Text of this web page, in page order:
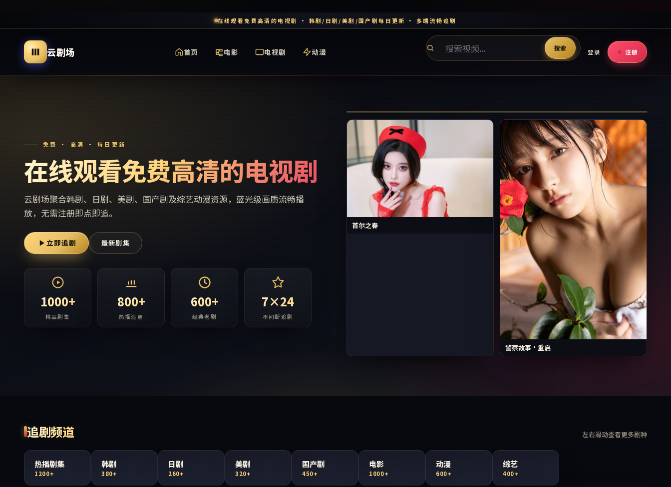
在线观看免费高清的电视剧 · 韩剧/日剧/美剧/国产剧每日更新 · 多端流畅追剧
云剧场 首页 电影 电视剧 动漫 搜索 登录 注册
免费 · 高清 · 每日更新
在线观看免费高清的电视剧
云剧场聚合韩剧、日剧、美剧、国产剧及综艺动漫资源，蓝光级画质流畅播
放，无需注册即点即追。
立即追剧 最新剧集
1000+
精品剧集
800+
热播追更
600+
经典老剧
7×24
不间断追剧
首尔之春
警察故事·重启
追剧频道 左右滑动查看更多剧种
热播剧集
1200+
韩剧
380+
日剧
260+
美剧
320+
国产剧
450+
电影
1000+
动漫
600+
综艺
400+